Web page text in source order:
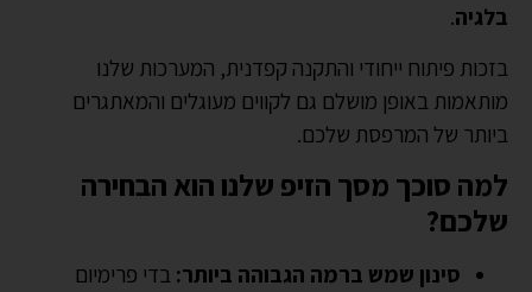
בלגיה.
בזכות פיתוח ייחודי והתקנה קפדנית, המערכות שלנו
מותאמות באופן מושלם גם לקווים מעוגלים והמאתגרים
ביותר של המרפסת שלכם.
למה סוכך מסך הזיפ שלנו הוא הבחירה
שלכם?
סינון שמש ברמה הגבוהה ביותר: בדי פרימיום